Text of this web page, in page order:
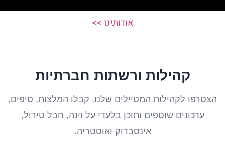
אודותינו >>
קהילות ורשתות חברתיות
הצטרפו לקהילות המטיילים שלנו, קבלו המלצות, טיפים,
עדכונים שוטפים ותוכן בלעדי על וינה, חבל טירול,
אינסברוק ואוסטריה.